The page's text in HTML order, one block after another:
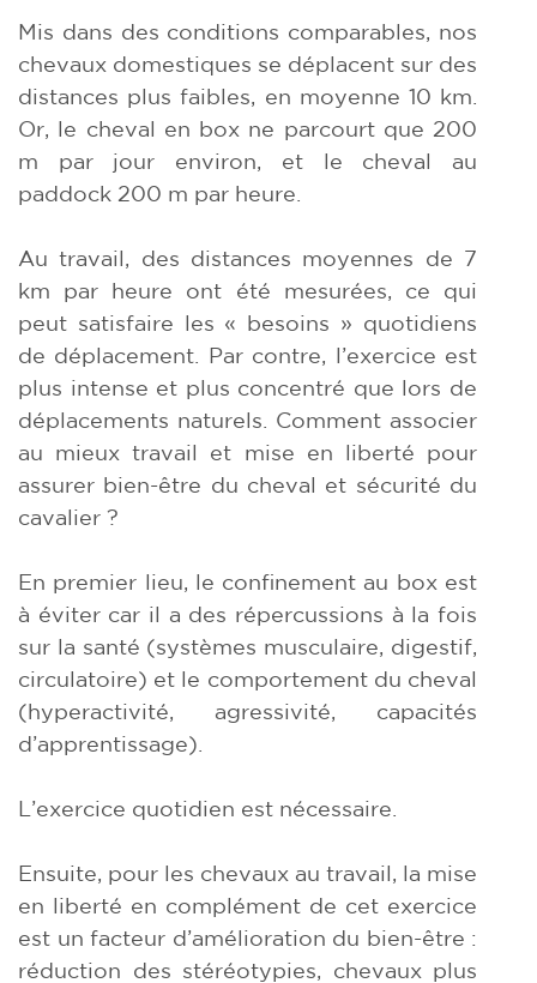
Mis dans des conditions comparables, nos
chevaux domestiques se déplacent sur des
distances plus faibles, en moyenne 10 km.
Or, le cheval en box ne parcourt que 200
m par jour environ, et le cheval au
paddock 200 m par heure.
Au travail, des distances moyennes de 7
km par heure ont été mesurées, ce qui
peut satisfaire les « besoins » quotidiens
de déplacement. Par contre, l’exercice est
plus intense et plus concentré que lors de
déplacements naturels. Comment associer
au mieux travail et mise en liberté pour
assurer bien-être du cheval et sécurité du
cavalier ?
En premier lieu, le confinement au box est
à éviter car il a des répercussions à la fois
sur la santé (systèmes musculaire, digestif,
circulatoire) et le comportement du cheval
(hyperactivité, agressivité, capacités
d’apprentissage).
L’exercice quotidien est nécessaire.
Ensuite, pour les chevaux au travail, la mise
en liberté en complément de cet exercice
est un facteur d’amélioration du bien-être :
réduction des stéréotypies, chevaux plus